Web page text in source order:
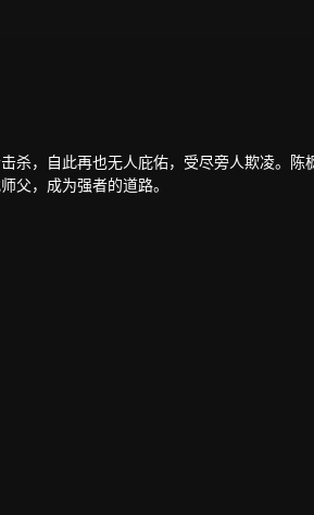
杀，自此再也无人庇佑，受尽旁人欺凌。
父，成为强者的道路。